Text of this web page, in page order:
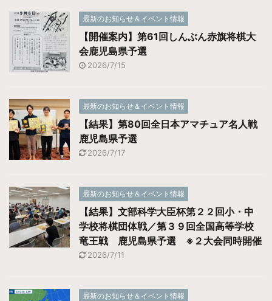
最新のお知らせ＆イベント情報
【開催案内】第61回しんぶん赤旗将棋大
会鹿児島県予選
2026/7/15
最新のお知らせ＆イベント情報
【結果】第80回全日本アマチュア名人戦
鹿児島県予選
2026/7/17
最新のお知らせ＆イベント情報
【結果】文部科学大臣杯第２２回小・中
学校将棋団体戦／第３９回全国高等学校
竜王戦 鹿児島県予選 ※２大会同時開催
2026/7/11
最新のお知らせ＆イベント情報